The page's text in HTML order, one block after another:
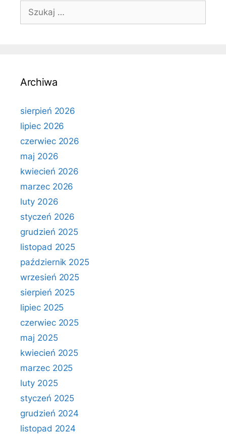
Szukaj:
Archiwa
sierpień 2026
lipiec 2026
czerwiec 2026
maj 2026
kwiecień 2026
marzec 2026
luty 2026
styczeń 2026
grudzień 2025
listopad 2025
październik 2025
wrzesień 2025
sierpień 2025
lipiec 2025
czerwiec 2025
maj 2025
kwiecień 2025
marzec 2025
luty 2025
styczeń 2025
grudzień 2024
listopad 2024